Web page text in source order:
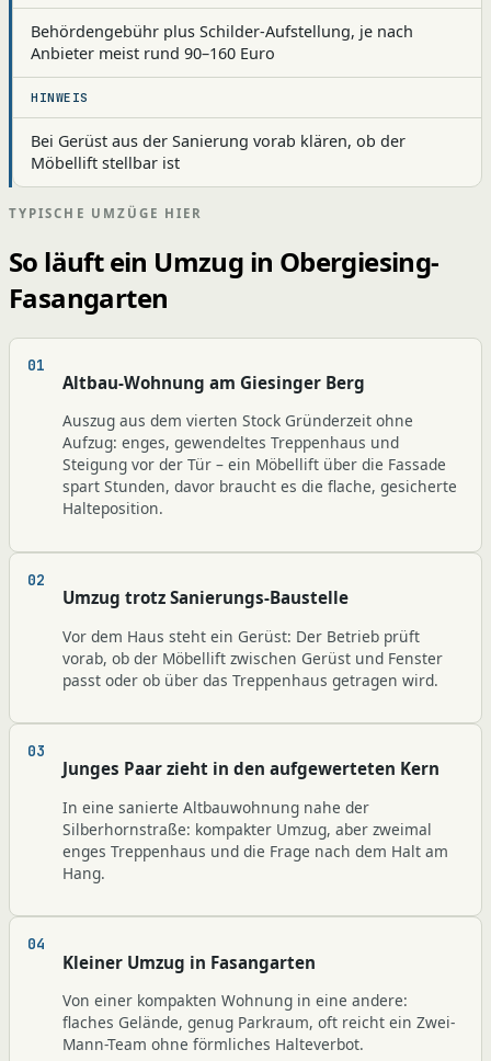
Behördengebühr plus Schilder-Aufstellung, je nach
Anbieter meist rund 90–160 Euro
HINWEIS
Bei Gerüst aus der Sanierung vorab klären, ob der
Möbellift stellbar ist
TYPISCHE UMZÜGE HIER
So läuft ein Umzug in Obergiesing-
Fasangarten
Altbau-Wohnung am Giesinger Berg
Auszug aus dem vierten Stock Gründerzeit ohne
Aufzug: enges, gewendeltes Treppenhaus und
Steigung vor der Tür – ein Möbellift über die Fassade
spart Stunden, davor braucht es die flache, gesicherte
Halteposition.
Umzug trotz Sanierungs-Baustelle
Vor dem Haus steht ein Gerüst: Der Betrieb prüft
vorab, ob der Möbellift zwischen Gerüst und Fenster
passt oder ob über das Treppenhaus getragen wird.
Junges Paar zieht in den aufgewerteten Kern
In eine sanierte Altbauwohnung nahe der
Silberhornstraße: kompakter Umzug, aber zweimal
enges Treppenhaus und die Frage nach dem Halt am
Hang.
Kleiner Umzug in Fasangarten
Von einer kompakten Wohnung in eine andere:
flaches Gelände, genug Parkraum, oft reicht ein Zwei-
Mann-Team ohne förmliches Halteverbot.